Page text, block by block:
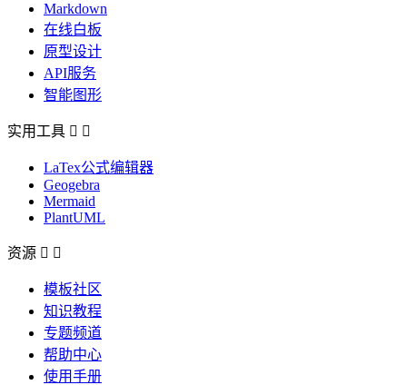
Markdown
在线白板
原型设计
API服务
智能图形
实用工具  
LaTex公式编辑器
Geogebra
Mermaid
PlantUML
资源  
模板社区
知识教程
专题频道
帮助中心
使用手册